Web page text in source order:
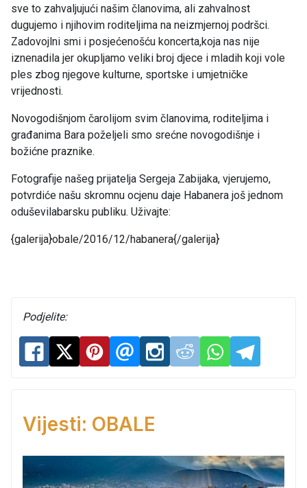
sve to zahvaljujući našim članovima, ali zahvalnost
dugujemo i njihovim roditeljima na neizmjernoj podršci.
Zadovojlni smi i posjećenošću koncerta,koja nas nije
iznenadila jer okupljamo veliki broj djece i mladih koji vole
ples zbog njegove kulturne, sportske i umjetničke
vrijednosti.
Novogodišnjom čarolijom svim članovima, roditeljima i
građanima Bara poželjeli smo srećne novogodišnje i
božićne praznike.
Fotografije našeg prijatelja Sergeja Zabijaka, vjerujemo,
potvrdiće našu skromnu ocjenu daje Habanera još jednom
oduševilabarsku publiku. Uživajte:
{galerija}obale/2016/12/habanera{/galerija}
Podjelite:
Vijesti: OBALE